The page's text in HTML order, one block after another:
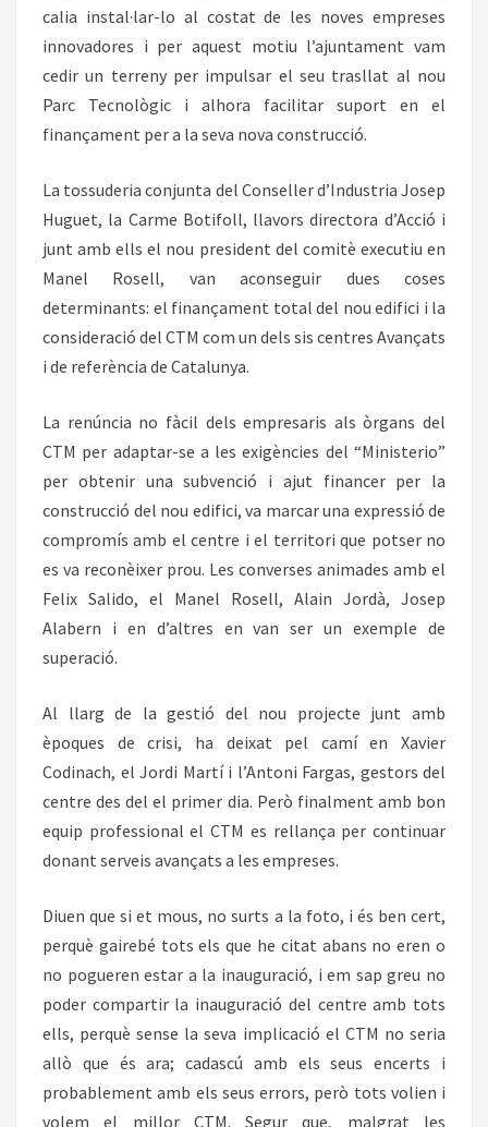
calia instal·lar-lo al costat de les noves empreses
innovadores i per aquest motiu l’ajuntament vam
cedir un terreny per impulsar el seu trasllat al nou
Parc Tecnològic i alhora facilitar suport en el
finançament per a la seva nova construcció.
La tossuderia conjunta del Conseller d’Industria Josep
Huguet, la Carme Botifoll, llavors directora d’Acció i
junt amb ells el nou president del comitè executiu en
Manel Rosell, van aconseguir dues coses
determinants: el finançament total del nou edifici i la
consideració del CTM com un dels sis centres Avançats
i de referència de Catalunya.
La renúncia no fàcil dels empresaris als òrgans del
CTM per adaptar-se a les exigències del “Ministerio”
per obtenir una subvenció i ajut financer per la
construcció del nou edifici, va marcar una expressió de
compromís amb el centre i el territori que potser no
es va reconèixer prou. Les converses animades amb el
Felix Salido, el Manel Rosell, Alain Jordà, Josep
Alabern i en d’altres en van ser un exemple de
superació.
Al llarg de la gestió del nou projecte junt amb
èpoques de crisi, ha deixat pel camí en Xavier
Codinach, el Jordi Martí i l’Antoni Fargas, gestors del
centre des del el primer dia. Però finalment amb bon
equip professional el CTM es rellança per continuar
donant serveis avançats a les empreses.
Diuen que si et mous, no surts a la foto, i és ben cert,
perquè gairebé tots els que he citat abans no eren o
no pogueren estar a la inauguració, i em sap greu no
poder compartir la inauguració del centre amb tots
ells, perquè sense la seva implicació el CTM no seria
allò que és ara; cadascú amb els seus encerts i
probablement amb els seus errors, però tots volien i
volem el millor CTM. Segur que, malgrat les